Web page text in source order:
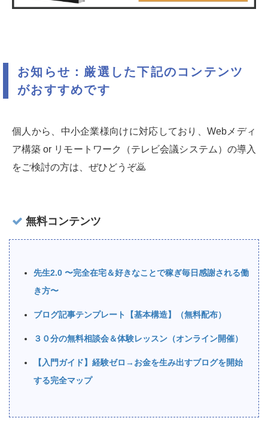
お知らせ：厳選した下記のコンテンツ
がおすすめです
個人から、中小企業様向けに対応しており、Webメディ
ア構築 or リモートワーク（テレビ会議システム）の導入
をご検討の方は、ぜひどうぞ🙇‍
無料コンテンツ
先生2.0 〜完全在宅＆好きなことで稼ぎ毎日感謝される働
き方〜
ブログ記事テンプレート【基本構造】（無料配布）
３０分の無料相談会＆体験レッスン（オンライン開催）
【入門ガイド】経験ゼロ→お金を生み出すブログを開始
する完全マップ